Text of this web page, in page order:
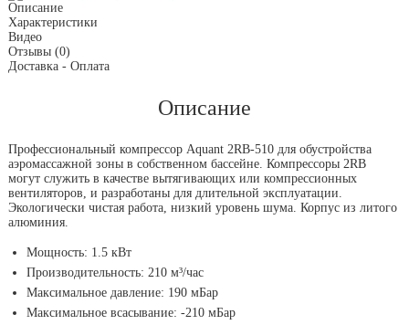
Описание
Характеристики
Видео
Отзывы (0)
Доставка - Оплата
Описание
Профессиональный компрессор Aquant 2RB-510 для обустройства
аэромассажной зоны в собственном бассейне. Компрессоры 2RB
могут служить в качестве вытягивающих или компрессионных
вентиляторов, и разработаны для длительной эксплуатации.
Экологически чистая работа, низкий уровень шума. Корпус из литого
алюминия.
Мощность: 1.5 кВт
Производительность: 210 м³/час
Максимальное давление: 190 мБар
Максимальное всасывание: -210 мБар